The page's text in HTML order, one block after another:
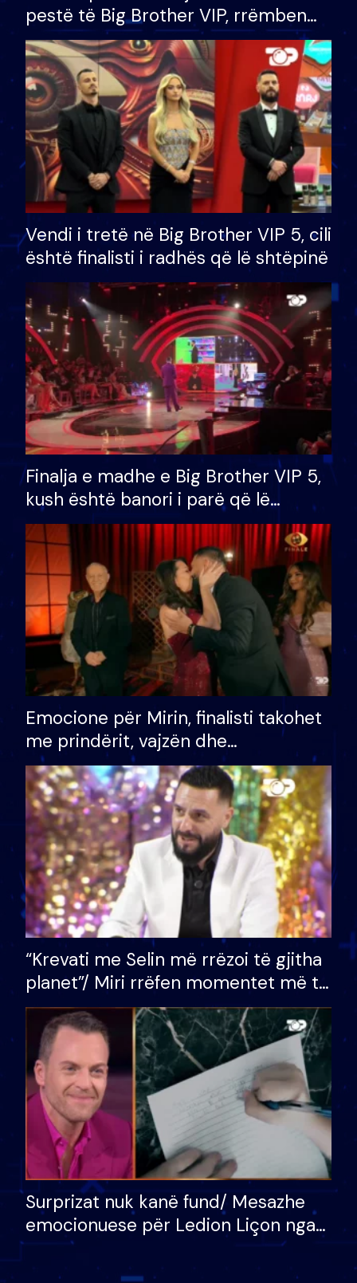
pestë të Big Brother VIP, rrëmben
çmimin e madh prej 100 mijë eurosh
Vendi i tretë në Big Brother VIP 5, cili
është finalisti i radhës që lë shtëpinë
Finalja e madhe e Big Brother VIP 5,
kush është banori i parë që lë
shtëpinë dhe humb mundësinë për
të fituar çmimin e madh
Emocione për Mirin, finalisti takohet
me prindërit, vajzën dhe
bashkëshorten: S’kemi ndonjë letër
divorci apo jo?
“Krevati me Selin më rrëzoi të gjitha
planet”/ Miri rrëfen momentet më të
bukura në shtëpinë e BB VIP: Do më
mungojë zilja e mëngjesit kur…
Surprizat nuk kanë fund/ Mesazhe
emocionuese për Ledion Liçon nga
nëna dhe fëmijët e tij, moderatori
nuk i mban dot lotët: Nuk meritoj…